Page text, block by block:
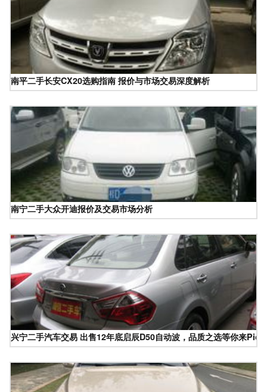
南平二手长安CX20选购指南 报价与市场交易深度解析
南宁二手大众开迪报价及交易市场分析
兴宁二手汽车交易 出售12年底启辰D50自动波，品质之选等你来Pick